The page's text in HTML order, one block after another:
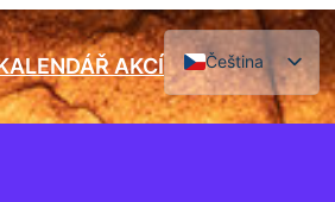
AKCÍ
Čeština
English